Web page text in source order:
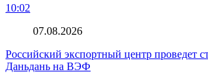
10:02
07.08.2026
Российский экспортный центр проведет
Даньдань на ВЭФ